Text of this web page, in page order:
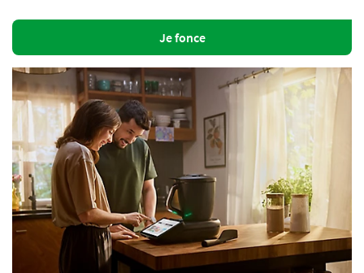
Je fonce